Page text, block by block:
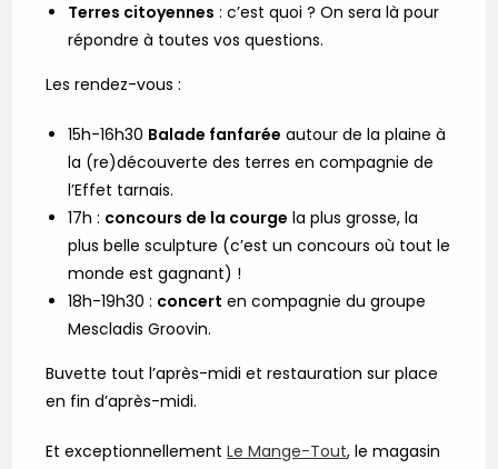
Terres citoyennes : c’est quoi ? On sera là pour
répondre à toutes vos questions.
Les rendez-vous :
15h-16h30 Balade fanfarée autour de la plaine à
la (re)découverte des terres en compagnie de
l’Effet tarnais.
17h : concours de la courge la plus grosse, la
plus belle sculpture (c’est un concours où tout le
monde est gagnant) !
18h-19h30 : concert en compagnie du groupe
Mescladis Groovin.
Buvette tout l’après-midi et restauration sur place
en fin d’après-midi.
Et exceptionnellementLe Mange-Tout, le magasin